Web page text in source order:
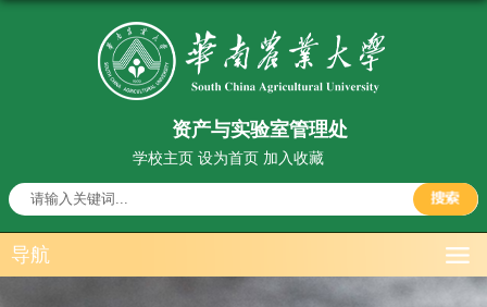
资产与实验室管理处
学校主页 设为首页 加入收藏
导航